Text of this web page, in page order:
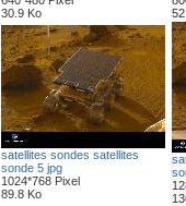
30.9 Ko
satellites sondes satellites
sonde 5 jpg
1024*768 Pixel
89.8 Ko